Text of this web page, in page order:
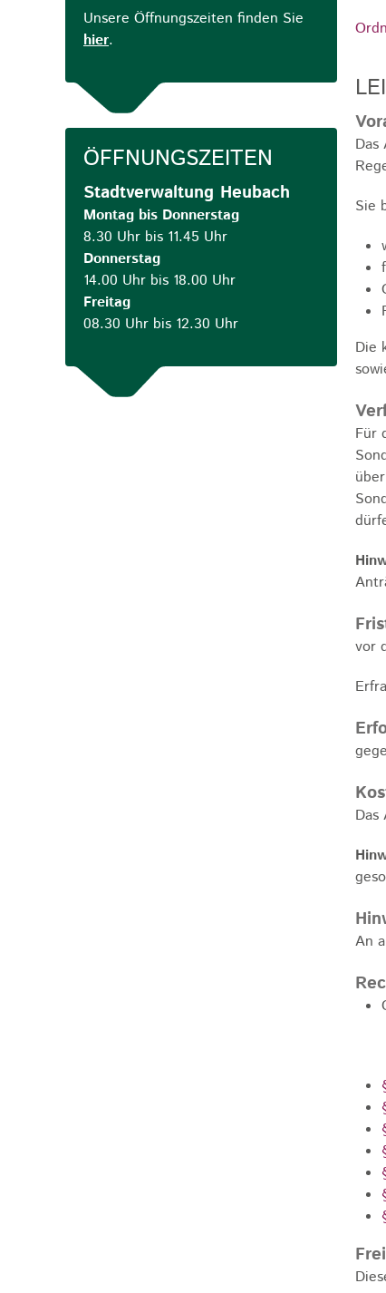
Sie
Die
Für
vor
An
Unsere Öffnungszeiten finden Sie
hier.
ÖFFNUNGSZEITEN
Stadtverwaltung Heubach
Montag bis Donnerstag
8.30 Uhr bis 11.45 Uhr
Donnerstag
14.00 Uhr bis 18.00 Uhr
Freitag
08.30 Uhr bis 12.30 Uhr